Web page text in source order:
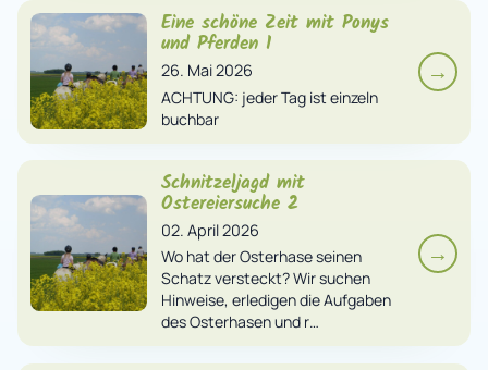
Eine schöne Zeit mit Ponys
und Pferden 1
26. Mai 2026
ACHTUNG: jeder Tag ist einzeln
buchbar
→
Schnitzeljagd mit
Ostereiersuche 2
02. April 2026
Wo hat der Osterhase seinen
Schatz versteckt? Wir suchen
Hinweise, erledigen die Aufgaben
des Osterhasen und r…
→